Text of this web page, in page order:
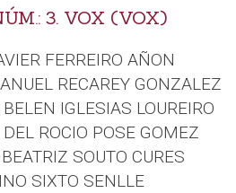
3. VOX (VOX)
FERREIRO AÑON
RECAREY GONZALEZ
IGLESIAS LOUREIRO
ROCIO POSE GOMEZ
SOUTO CURES
SIXTO SENLLE